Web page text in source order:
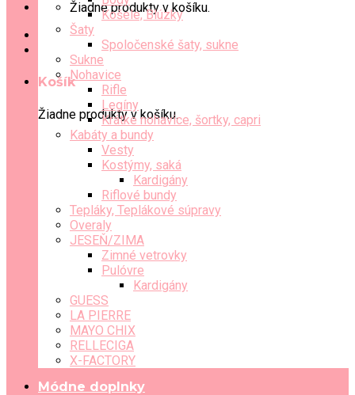
Žiadne produkty v košíku.
Košík
Žiadne produkty v košíku.
Košele, Blúzky
Šaty
Spoločenské šaty, sukne
Sukne
Nohavice
Rifle
Legíny
Krátke nohavice, šortky, capri
Kabáty a bundy
Vesty
Kostýmy, saká
Kardigány
Riflové bundy
Tepláky, Teplákové súpravy
Overaly
JESEŇ/ZIMA
Zimné vetrovky
Pulóvre
Kardigány
GUESS
LA PIERRE
MAYO CHIX
RELLECIGA
X-FACTORY
Módne doplnky